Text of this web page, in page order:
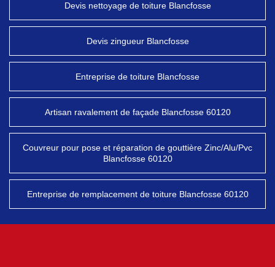
Devis nettoyage de toiture Blancfosse
Devis zingueur Blancfosse
Entreprise de toiture Blancfosse
Artisan ravalement de façade Blancfosse 60120
Couvreur pour pose et réparation de gouttière Zinc/Alu/Pvc
Blancfosse 60120
Entreprise de remplacement de toiture Blancfosse 60120